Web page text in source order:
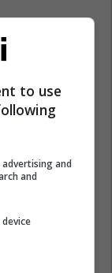
to use
and
and